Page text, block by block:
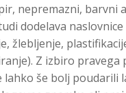
nepremazni, barvni
dodelava
žlebljenje,
Z izbiro pravega
lahko še bolj poudarili